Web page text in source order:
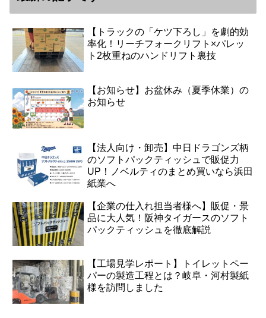
【トラックの「ケツ下ろし」を劇的効
率化！リーチフォークリフト×パレッ
ト2枚重ねのハンドリフト裏技
【お知らせ】お盆休み（夏季休業）の
お知らせ
【法人向け・卸売】中日ドラゴンズ柄
のソフトパックティッシュで販促力
UP！ノベルティのまとめ買いなら浜田
紙業へ
【企業の仕入れ担当者様へ】販促・景
品に大人気！阪神タイガースのソフト
パックティッシュを徹底解説
【工場見学レポート】トイレットペー
パーの製造工程とは？岐阜・河村製紙
様を訪問しました